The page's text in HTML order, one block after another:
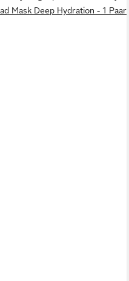
Mask Deep Hydration - 1 Paar